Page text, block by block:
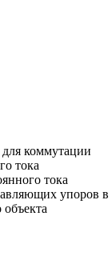
коммутации
тока
тока
упоров в